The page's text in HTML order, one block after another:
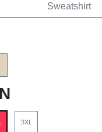
Sweatshirt
3XL